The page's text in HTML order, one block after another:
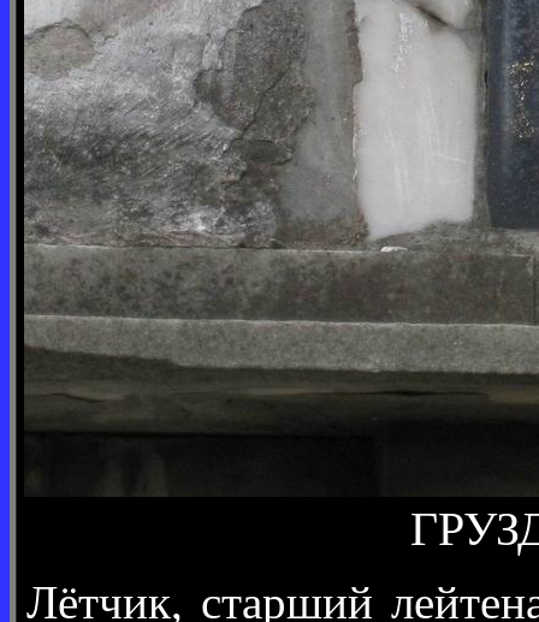
Лётчик, старший